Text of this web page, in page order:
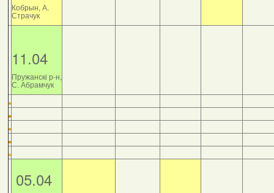
Кобрын, А.
Страчук
11.04
Пружанскі р-н,
С. Абрамчук
05.04